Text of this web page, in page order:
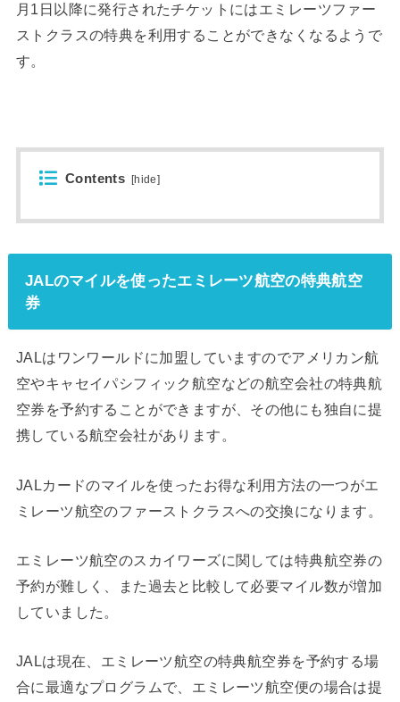
月1日以降に発行されたチケットにはエミレーツファー
ストクラスの特典を利用することができなくなるようで
す。
Contents [hide]
JALのマイルを使ったエミレーツ航空の特典航空
券
JALはワンワールドに加盟していますのでアメリカン航
空やキャセイパシフィック航空などの航空会社の特典航
空券を予約することができますが、その他にも独自に提
携している航空会社があります。
JALカードのマイルを使ったお得な利用方法の一つがエ
ミレーツ航空のファーストクラスへの交換になります。
エミレーツ航空のスカイワーズに関しては特典航空券の
予約が難しく、また過去と比較して必要マイル数が増加
していました。
JALは現在、エミレーツ航空の特典航空券を予約する場
合に最適なプログラムで、エミレーツ航空便の場合は提